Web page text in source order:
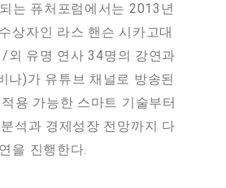
는 퓨처포럼에서는 2013년
상자인 라스 핸슨 시카고대
외 유명 연사 34명의 강연과
나)가 유튜브 채널로 방송된
용 가능한 스마트 기술부터
석과 경제성장 전망까지 다
을 진행한다.